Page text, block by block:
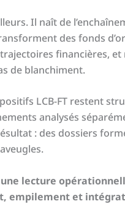
Il naît de
des fonds
financières,
de blanchiment.
LCB-FT restent
analysés
: des dossiers
lecture
empilement et